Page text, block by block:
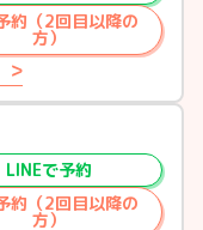
約（2回目以降の
方）
LINEで予約
約（2回目以降の
方）